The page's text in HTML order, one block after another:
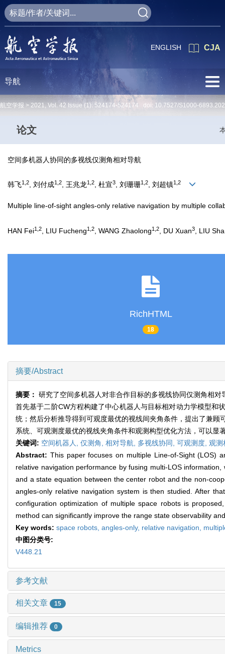
CJA
ENGLISH
导航
航空学报 > 2021, Vol. 42 Issue (1): 524174-524174 doi: 10.7527/S1000-
论文
空间多机器人协同的多视线仅测角相对导航
韩飞1,2, 刘付成1,2, 王兆龙1,2, 杜宣3, 刘珊珊1,2, 刘超镇1,2
Multiple line-of-sight angles-only relative navigation by multiple
HAN Fei1,2 , LIU Fucheng1,2 , WANG Zhaolong1,2 , DU Xuan3 , LIU
RichHTML
18
摘要/Abstract
摘要： 研究了空间多机器人对非合作目标的多视线协同仅测角相
首先基于二阶CW方程构建了中心机器人与目标相对动力学模型和
统；然后分析推导得到可观度最优的视线间夹角条件，提出了兼
系统、可观测度最优的视线夹角条件和观测构型优化方法，可以
关键词: 空间机器人, 仅测角, 相对导航, 多视线协同, 可观测度, 观测
Abstract: This paper focuses on multiple Line-of-Sight (LOS)
relative navigation performance by fusing multi-LOS
and a state equation between the center robot and the non-
angles-only relative navigation system is then studied. After
configuration optimization of multiple space robots is
method can significantly improve the range state observability
Key words: space robots, angles-only, relative navigation,
中图分类号:
V448.21
参考文献
相关文章 15
编辑推荐 0
Metrics